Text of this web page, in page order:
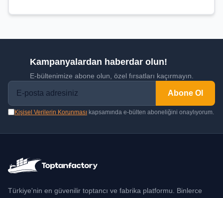
Kampanyalardan haberdar olun!
E-bültenimize abone olun, özel fırsatları kaçırmayın.
Abone Ol
Kişisel Verilerin Korunması kapsamında e-bülten aboneliğini onaylıyorum.
Türkiye'nin en güvenilir toptancı ve fabrika platformu. Binlerce